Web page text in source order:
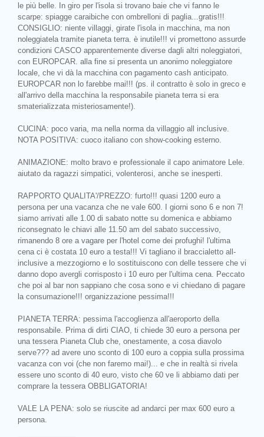
le più belle. In giro per l'isola si trovano baie che vi fanno le
scarpe: spiagge caraibiche con ombrelloni di paglia...gratis!!!
CONSIGLIO: niente villaggi, girate l'isola in macchina, ma non
noleggiatela tramite pianeta terra. è inutile!!! vi promettono assurde
condizioni CASCO apparentemente diverse dagli altri noleggiatori,
con EUROPCAR. alla fine si presenta un anonimo noleggiatore
locale, che vi dà la macchina con pagamento cash anticipato.
EUROPCAR non lo farebbe mai!!! (ps. il contratto è solo in greco e
all'arrivo della macchina la responsabile pianeta terra si era
smaterializzata misteriosamente!).
CUCINA: poco varia, ma nella norma da villaggio all inclusive.
NOTA POSITIVA: cuoco italiano con show-cooking esterno.
ANIMAZIONE: molto bravo e professionale il capo animatore Lele.
aiutato da ragazzi simpatici, volenterosi, anche se inesperti.
RAPPORTO QUALITA'/PREZZO: furto!!! quasi 1200 euro a
persona per una vacanza che ne vale 600. I giorni sono 6 e non 7!
siamo arrivati alle 1.00 di sabato notte su domenica e abbiamo
riconsegnato le chiavi alle 11.50 am del sabato successivo,
rimanendo 8 ore a vagare per l'hotel come dei profughi! l'ultima
cena ci è costata 10 euro a testa!!! Vi tagliano il braccialetto all-
inclusive a mezzogiorno e lo sostituiscono con delle tessere che vi
danno dopo avergli corrisposto i 10 euro per l'ultima cena. Peccato
che poi al bar non sappiano che cosa sono e vi chiedano di pagare
la consumazione!!! organizzazione pessima!!!
PIANETA TERRA: pessima l'accoglienza all'aeroporto della
responsabile. Prima di dirti CIAO, ti chiede 30 euro a persona per
una tessera Pianeta Club che, onestamente, a cosa diavolo
serve??? ad avere uno sconto di 100 euro a coppia sulla prossima
vacanza con voi (che non faremo mai!)... e che in realtà si rivela
essere uno sconto di 40 euro, visto che 60 ve li abbiamo dati per
comprare la tessera OBBLIGATORIA!
VALE LA PENA: solo se riuscite ad andarci per max 600 euro a
persona.